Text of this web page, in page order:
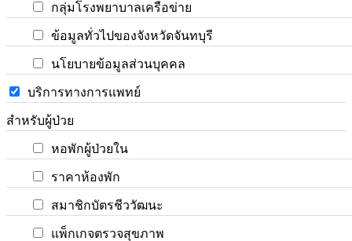
กลุ่มโรงพยาบาลเครือข่าย
ข้อมูลทั่วไปของจังหวัดจันทบุรี
นโยบายข้อมูลส่วนบุคคล
บริการทางการแพทย์
สำหรับผู้ป่วย
หอพักผู้ป่วยใน
ราคาห้องพัก
สมาชิกบัตรชีววัฒนะ
แพ็กเกจตรวจสุขภาพ